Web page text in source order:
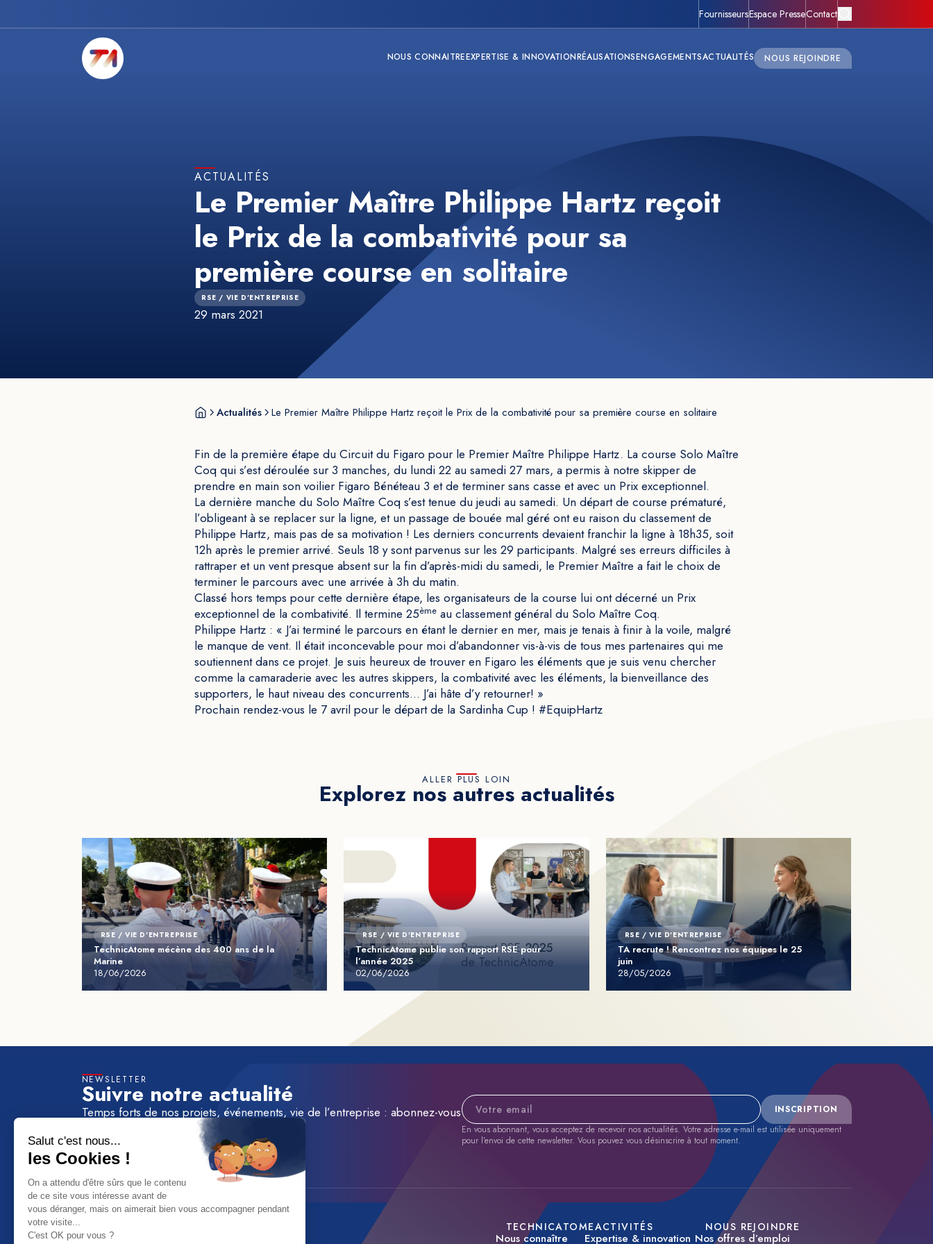
FournisseursEspace PresseContact
NOUS CONNAITREEXPERTISE & INNOVATIONRÉALISATIONSENGAGEMENTSACTUALITÉS NOUS REJOINDRE
ACTUALITÉS
Le Premier Maître Philippe Hartz reçoit
le Prix de la combativité pour sa
première course en solitaire
RSE / VIE D'ENTREPRISE
29 mars 2021
Actualités Le Premier Maître Philippe Hartz reçoit le Prix de la combativité pour sa première course en solitaire
Fin de la première étape du Circuit du Figaro pour le Premier Maître Philippe Hartz. La course Solo Maître
Coq qui s’est déroulée sur 3 manches, du lundi 22 au samedi 27 mars, a permis à notre skipper de
prendre en main son voilier Figaro Bénéteau 3 et de terminer sans casse et avec un Prix exceptionnel.
La dernière manche du Solo Maître Coq s’est tenue du jeudi au samedi. Un départ de course prématuré,
l’obligeant à se replacer sur la ligne, et un passage de bouée mal géré ont eu raison du classement de
Philippe Hartz, mais pas de sa motivation ! Les derniers concurrents devaient franchir la ligne à 18h35, soit
12h après le premier arrivé. Seuls 18 y sont parvenus sur les 29 participants. Malgré ses erreurs difficiles à
rattraper et un vent presque absent sur la fin d’après-midi du samedi, le Premier Maître a fait le choix de
terminer le parcours avec une arrivée à 3h du matin.
Classé hors temps pour cette dernière étape, les organisateurs de la course lui ont décerné un Prix
exceptionnel de la combativité. Il termine 25ème au classement général du Solo Maître Coq.
Philippe Hartz : « J’ai terminé le parcours en étant le dernier en mer, mais je tenais à finir à la voile, malgré
le manque de vent. Il était inconcevable pour moi d’abandonner vis-à-vis de tous mes partenaires qui me
soutiennent dans ce projet. Je suis heureux de trouver en Figaro les éléments que je suis venu chercher
comme la camaraderie avec les autres skippers, la combativité avec les éléments, la bienveillance des
supporters, le haut niveau des concurrents… J’ai hâte d’y retourner! »
Prochain rendez-vous le 7 avril pour le départ de la Sardinha Cup ! #EquipHartz
ALLER PLUS LOIN
Explorez nos autres actualités
RSE / VIE D'ENTREPRISE
TechnicAtome mécène des 400 ans de la
Marine
18/06/2026
RSE / VIE D'ENTREPRISE
TechnicAtome publie son rapport RSE pour
l’année 2025
02/06/2026
RSE / VIE D'ENTREPRISE
TA recrute ! Rencontrez nos équipes le 25
juin
28/05/2026
NEWSLETTER
Suivre notre actualité
Temps forts de nos projets, événements, vie de l’entreprise : abonnez-vous
à la newsletter de TechnicAtome
Adresse e-mail
INSCRIPTION
En vous abonnant, vous acceptez de recevoir nos actualités. Votre adresse e-mail est utilisée uniquement
pour l’envoi de cette newsletter. Vous pouvez vous désinscrire à tout moment.
TECHNICATOME
Nous connaître
ACTIVITÉS
Expertise & innovation
NOUS REJOINDRE
Nos offres d’emploi